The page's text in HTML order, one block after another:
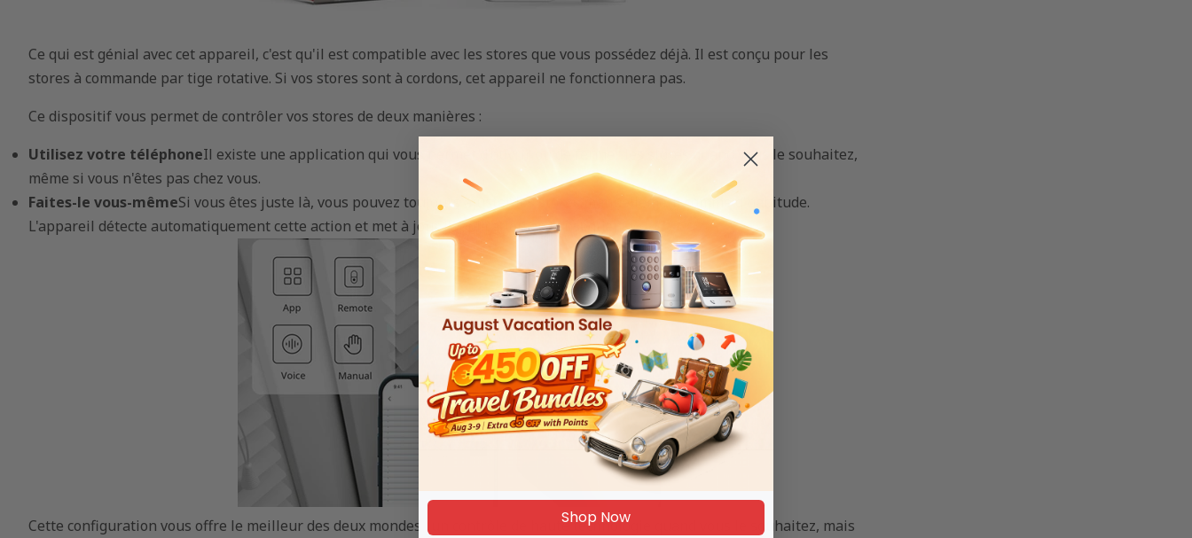
Ce qui est génial avec cet appareil, c'est qu'il est compatible avec les stores que vous possédez déjà. Il est conçu pour les
stores à commande par tige rotative. Si vos stores sont à cordons, cet appareil ne fonctionnera pas.
Ce dispositif vous permet de contrôler vos stores de deux manières :
Utilisez votre téléphoneIl existe une application qui vous permet d'ouvrir ou de fermer les stores quand vous le souhaitez,
même si vous n'êtes pas chez vous.
Faites-le vous-mêmeSi vous êtes juste là, vous pouvez toujours ajuster les stores manuellement comme d'habitude.
L'appareil détecte automatiquement cette action et met à jour l'application en conséquence.
Cette configuration vous offre le meilleur des deux mondes : un contrôle de haute technologie quand vous le souhaitez, mais
Shop Now